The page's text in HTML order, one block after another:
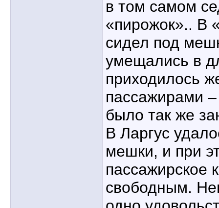
в том самом
«пирожок».. В
сидел под
умещались в
приходилось
пассажирами
было так же
В Ларгус
мешки, и при
пассажирское
свободным.